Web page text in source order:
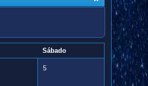
Sábado
5